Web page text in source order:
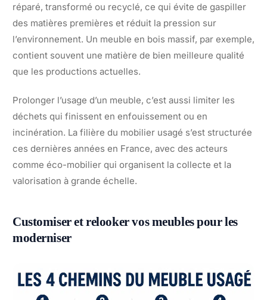
réparé, transformé ou recyclé, ce qui évite de gaspiller
des matières premières et réduit la pression sur
l’environnement. Un meuble en bois massif, par exemple,
contient souvent une matière de bien meilleure qualité
que les productions actuelles.
Prolonger l’usage d’un meuble, c’est aussi limiter les
déchets qui finissent en enfouissement ou en
incinération. La filière du mobilier usagé s’est structurée
ces dernières années en France, avec des acteurs
comme éco-mobilier qui organisent la collecte et la
valorisation à grande échelle.
Customiser et relooker vos meubles pour les
moderniser